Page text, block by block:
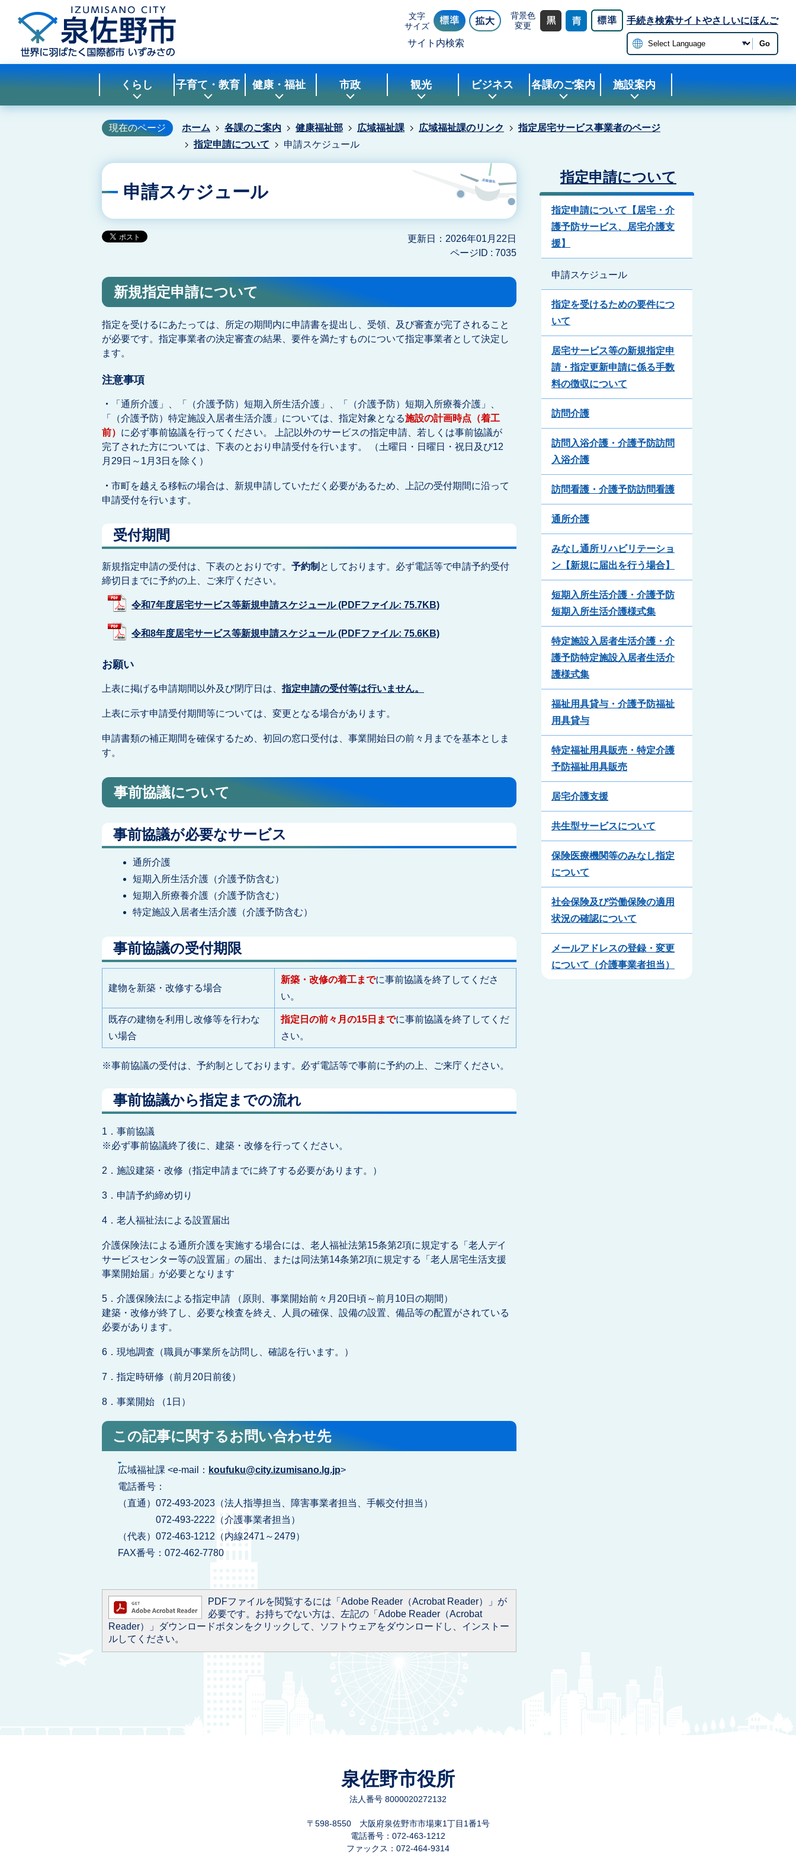
文字
サイズ
背景色
変更
手続き検索サイトやさしいにほんご
サイト内検索 Go
くらし 子育て・教育 健康・福祉 市政 観光 ビジネス 各課のご案内 施設案内
現在のページ ホーム 各課のご案内 健康福祉部 広域福祉課 広域福祉課のリンク
指定居宅サービス事業者のページ
指定申請について
申請スケジュール
申請スケジュール
更新日：2026年01月22日
ページID : 7035
新規指定申請について
指定を受けるにあたっては、所定の期間内に申請書を提出し、受領、及び審査が完了されること
が必要です。指定事業者の決定審査の結果、要件を満たすものについて指定事業者として決定し
ます。
注意事項
・
「通所介護」、「（介護予防）短期入所生活介護」、「（介護予防）短期入所療養介護」、
「（介護予防）特定施設入居者生活介護」については、指定対象となる施設の計画時点（着工
前） に必ず事前協議を行ってください。 上記以外のサービスの指定申請、若しくは事前協議が
完了された方については、下表のとおり申請受付を行います。 （土曜日・日曜日・祝日及び12
月29日～1月3日を除く）
・ 市町を越える移転の場合は、新規申請していただく必要があるため、上記の受付期間に沿って
申請受付を行います。
受付期間
新規指定申請の受付は、下表のとおりです。 予約制 としております。必ず電話等で申請予約受付
締切日までに予約の上、ご来庁ください。
令和7年度居宅サービス等新規申請スケジュール (PDFファイル: 75.7KB)
令和8年度居宅サービス等新規申請スケジュール (PDFファイル: 75.6KB)
お願い
上表に掲げる申請期間以外及び閉庁日は、 指定申請の受付等は行いません。
上表に示す申請受付期間等については、変更となる場合があります。
申請書類の補正期間を確保するため、初回の窓口受付は、事業開始日の前々月までを基本としま
す。
事前協議について
事前協議が必要なサービス
通所介護
短期入所生活介護（介護予防含む）
短期入所療養介護（介護予防含む）
特定施設入居者生活介護（介護予防含む）
事前協議の受付期限
建物を新築・改修する場合
新築・改修の着工までに事前協議を終了してくださ
い。
既存の建物を利用し改修等を行わな
い場合
指定日の前々月の15日までに事前協議を終了してくだ
さい。
※事前協議の受付は、予約制としております。必ず電話等で事前に予約の上、ご来庁ください。
事前協議から指定までの流れ
1．事前協議
※必ず事前協議終了後に、建築・改修を行ってください。
2．施設建築・改修（指定申請までに終了する必要があります。）
3．申請予約締め切り
4．老人福祉法による設置届出
介護保険法による通所介護を実施する場合には、老人福祉法第15条第2項に規定する「老人デイ
サービスセンター等の設置届」の届出、または同法第14条第2項に規定する「老人居宅生活支援
事業開始届」が必要となります
5．介護保険法による指定申請 （原則、事業開始前々月20日頃～前月10日の期間）
建築・改修が終了し、必要な検査を終え、人員の確保、設備の設置、備品等の配置がされている
必要があります。
6．現地調査（職員が事業所を訪問し、確認を行います。）
7．指定時研修（前月20日前後）
8．事業開始 （1日）
この記事に関するお問い合わせ先
広域福祉課 <e-mail： koufuku@city.izumisano.lg.jp>
電話番号：
（直通）072-493-2023（法人指導担当、障害事業者担当、手帳交付担当）
072-493-2222（介護事業者担当）
（代表）072-463-1212（内線2471～2479）
FAX番号：072-462-7780
PDFファイルを閲覧するには「Adobe Reader（Acrobat Reader）」が
必要です。お持ちでない方は、左記の「Adobe Reader（Acrobat
Reader）」ダウンロードボタンをクリックして、ソフトウェアをダウンロードし、インストー
ルしてください。
指定申請について
指定申請について【居宅・介
護予防サービス、居宅介護支
援】
申請スケジュール
指定を受けるための要件につ
いて
居宅サービス等の新規指定申
請・指定更新申請に係る手数
料の徴収について
訪問介護
訪問入浴介護・介護予防訪問
入浴介護
訪問看護・介護予防訪問看護
通所介護
みなし通所リハビリテーショ
ン【新規に届出を行う場合】
短期入所生活介護・介護予防
短期入所生活介護様式集
特定施設入居者生活介護・介
護予防特定施設入居者生活介
護様式集
福祉用具貸与・介護予防福祉
用具貸与
特定福祉用具販売・特定介護
予防福祉用具販売
居宅介護支援
共生型サービスについて
保険医療機関等のみなし指定
について
社会保険及び労働保険の適用
状況の確認について
メールアドレスの登録・変更
について（介護事業者担当）
泉佐野市役所
法人番号 8000020272132
〒598-8550 大阪府泉佐野市市場東1丁目1番1号
電話番号：072-463-1212
ファックス：072-464-9314